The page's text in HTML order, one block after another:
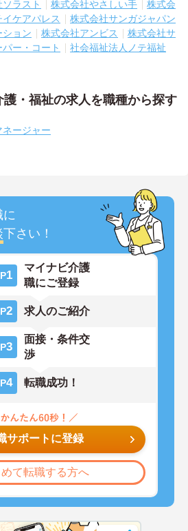
ラスト 株式会社やさしい手
株式会
ケアパレス
株式会社サンガジャパン
ョン
株式会社アンビス
株式会社サ
ー・コート
社会福祉法人ノテ福祉
護・福祉の求人を職種から探す
ネージャー
下さい！
1
マイナビ介護
職にご登録
2 求人のご紹介
3
面接・条件交
渉
4 転職成功！
サポートに登録
て転職する方へ